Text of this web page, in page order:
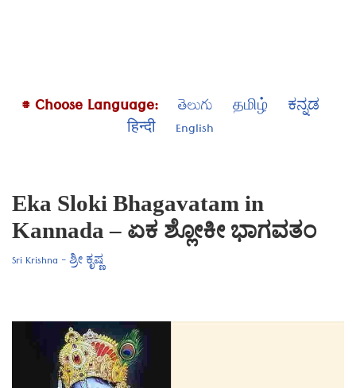
# Choose Language: తెలుగు தமிழ்
ಕನ್ನಡ
हिन्दी
English
Eka Sloki Bhagavatam in
Kannada – ಏಕ ಶ್ಲೋಕೀ ಭಾಗವತಂ
Sri Krishna - ಶ್ರೀ ಕೃಷ್ಣ